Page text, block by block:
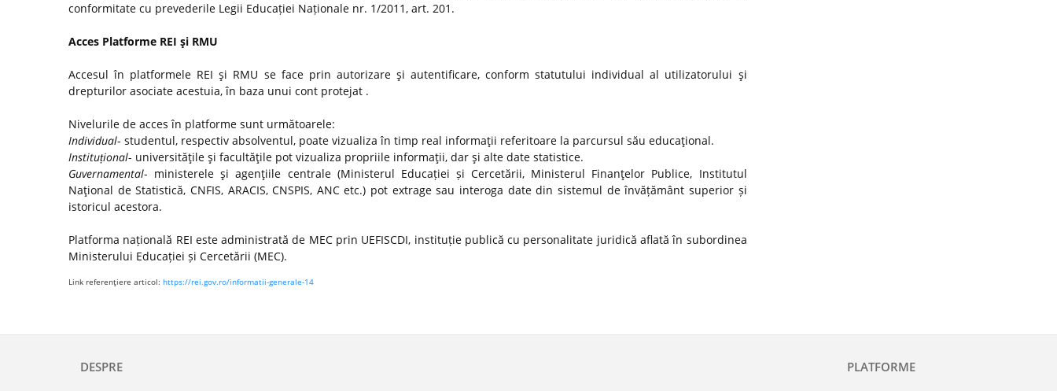
conformitate cu prevederile Legii Educației Naționale nr. 1/2011, art. 201.
Acces Platforme REI şi RMU
Accesul în platformele REI şi RMU se face prin autorizare şi autentificare, conform statutului individual al utilizatorului şi
drepturilor asociate acestuia, în baza unui cont protejat .
Nivelurile de acces în platforme sunt următoarele:
Individual- studentul, respectiv absolventul, poate vizualiza în timp real informaţii referitoare la parcursul său educaţional.
Instituțional- universităţile şi facultăţile pot vizualiza propriile informaţii, dar şi alte date statistice.
Guvernamental- ministerele şi agenţiile centrale (Ministerul Educației și Cercetării, Ministerul Finanţelor Publice, Institutul
Naţional de Statistică, CNFIS, ARACIS, CNSPIS, ANC etc.) pot extrage sau interoga date din sistemul de învățământ superior și
istoricul acestora.
Platforma națională REI este administrată de MEC prin UEFISCDI, instituție publică cu personalitate juridică aflată în subordinea
Ministerului Educației și Cercetării (MEC).
Link referenţiere articol: https://rei.gov.ro/informatii-generale-14
DESPRE PLATFORME